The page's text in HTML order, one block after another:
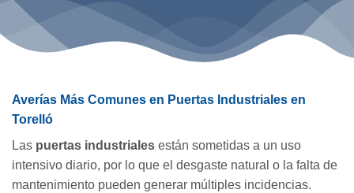
Averías Más Comunes en Puertas Industriales en
Torelló
Las puertas industriales están sometidas a un uso
intensivo diario, por lo que el desgaste natural o la falta de
mantenimiento pueden generar múltiples incidencias.